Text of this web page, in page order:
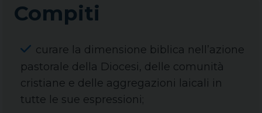
Compiti
curare la dimensione biblica nell’azione
pastorale della Diocesi, delle comunità
cristiane e delle aggregazioni laicali in
tutte le sue espressioni;